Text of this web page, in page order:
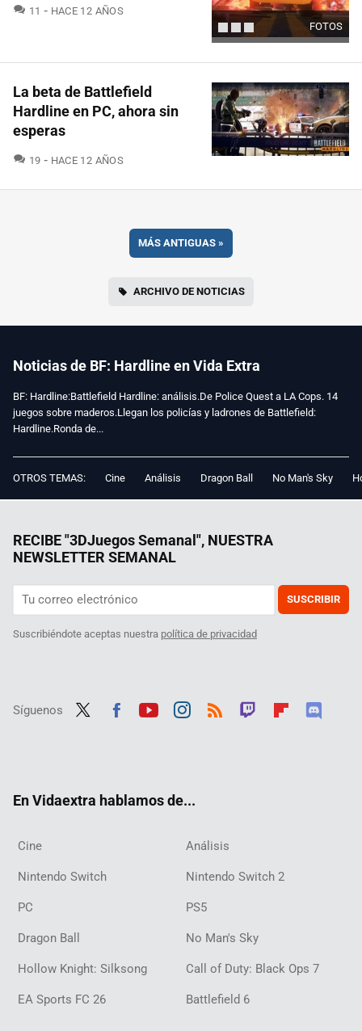
FOTOS
11 COMENTARIOS
HACE 12 AÑOS
La beta de Battlefield
Hardline en PC, ahora sin
esperas
19 COMENTARIOS
HACE 12 AÑOS
MÁS ANTIGUAS »
ARCHIVO DE NOTICIAS
Noticias de BF: Hardline en Vida Extra
BF: Hardline:Battlefield Hardline: análisis.De Police Quest a LA Cops. 14
juegos sobre maderos.Llegan los policías y ladrones de Battlefield:
Hardline.Ronda de...
OTROS TEMAS: Cine Análisis Dragon Ball No Man's Sky
RECIBE "3DJuegos Semanal", NUESTRA
NEWSLETTER SEMANAL
SUSCRIBIR
Suscribiéndote aceptas nuestra política de privacidad
Síguenos
En Vidaextra hablamos de...
Cine Análisis
Nintendo Switch Nintendo Switch 2
PC PS5
Dragon Ball No Man's Sky
Hollow Knight: Silksong Call of Duty: Black Ops 7
EA Sports FC 26 Battlefield 6